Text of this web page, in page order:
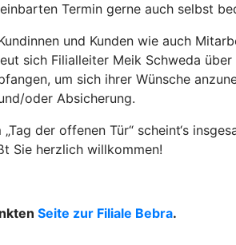
Termin gerne auch selbst
und Kunden wie auch
sich Filialleiter Meik Schweda über
um sich ihrer Wünsche
oder Absicherung.
der offenen Tür“ scheint‘s
Sie herzlich willkommen!
Seite zur Filiale Bebra.